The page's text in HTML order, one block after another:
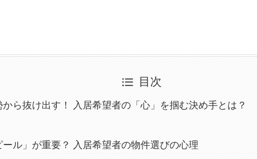
目次
から抜け出す！ 入居希望者の「心」を掴む決め手とは？
ール」が重要？ 入居希望者の物件選びの心理